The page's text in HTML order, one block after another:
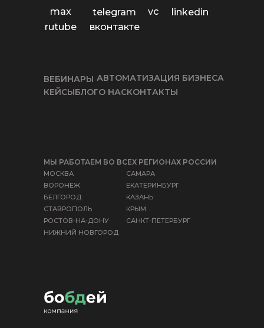
ВЕБИНАРЫ АВТОМАТИЗАЦИЯ БИЗНЕСА
КЕЙСЫБЛОГО НАСКОНТАКТЫ
max telegram vc
linkedin
rutube
вконтакте
МЫ РАБОТАЕМ ВО ВСЕХ РЕГИОНАХ РОССИИ
МОСКВА
САМАРА
ВОРОНЕЖ
ЕКАТЕРИНБУРГ
БЕЛГОРОД
КАЗАНЬ
СТАВРОПОЛЬ
КРЫМ
РОСТОВ-НА-ДОНУ
САНКТ-ПЕТЕРБУРГ
НИЖНИЙ НОВГОРОД